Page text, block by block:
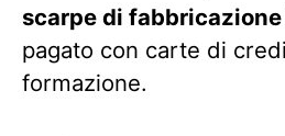
scarpe di
pagato con carte di
formazione.